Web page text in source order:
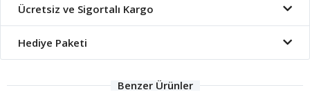
Ücretsiz ve Sigortalı Kargo
Hediye Paketi
Benzer Ürünler